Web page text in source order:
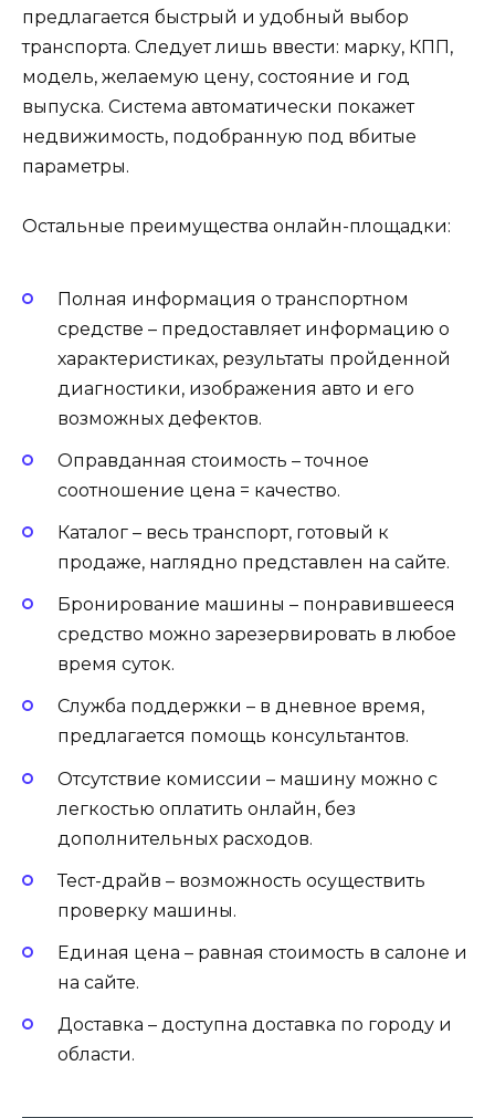
предлагается быстрый и удобный выбор
транспорта. Следует лишь ввести: марку, КПП,
модель, желаемую цену, состояние и год
выпуска. Система автоматически покажет
недвижимость, подобранную под вбитые
параметры.
Остальные преимущества онлайн-площадки:
Полная информация о транспортном
средстве – предоставляет информацию о
характеристиках, результаты пройденной
диагностики, изображения авто и его
возможных дефектов.
Оправданная стоимость – точное
соотношение цена = качество.
Каталог – весь транспорт, готовый к
продаже, наглядно представлен на сайте.
Бронирование машины – понравившееся
средство можно зарезервировать в любое
время суток.
Служба поддержки – в дневное время,
предлагается помощь консультантов.
Отсутствие комиссии – машину можно с
легкостью оплатить онлайн, без
дополнительных расходов.
Тест-драйв – возможность осуществить
проверку машины.
Единая цена – равная стоимость в салоне и
на сайте.
Доставка – доступна доставка по городу и
области.